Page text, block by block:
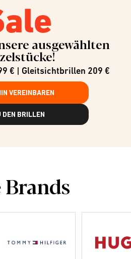
ausgewählten
€ | Gleitsichtbrillen 209 €
VEREINBAREN
DEN BRILLEN
Brands